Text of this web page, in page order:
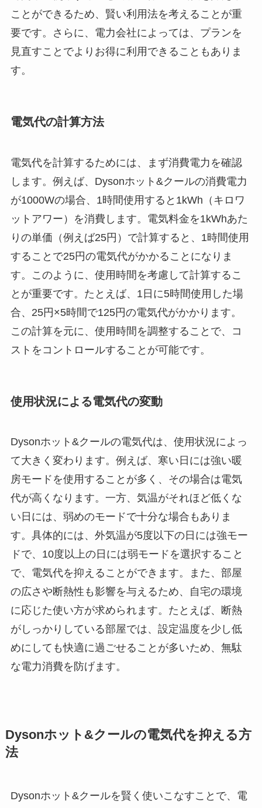
ことができるため、賢い利用法を考えることが重
要です。さらに、電力会社によっては、プランを
見直すことでよりお得に利用できることもありま
す。
電気代の計算方法
電気代を計算するためには、まず消費電力を確認
します。例えば、Dysonホット&クールの消費電力
が1000Wの場合、1時間使用すると1kWh（キロワ
ットアワー）を消費します。電気料金を1kWhあた
りの単価（例えば25円）で計算すると、1時間使用
することで25円の電気代がかかることになりま
す。このように、使用時間を考慮して計算するこ
とが重要です。たとえば、1日に5時間使用した場
合、25円×5時間で125円の電気代がかかります。
この計算を元に、使用時間を調整することで、コ
ストをコントロールすることが可能です。
使用状況による電気代の変動
Dysonホット&クールの電気代は、使用状況によっ
て大きく変わります。例えば、寒い日には強い暖
房モードを使用することが多く、その場合は電気
代が高くなります。一方、気温がそれほど低くな
い日には、弱めのモードで十分な場合もありま
す。具体的には、外気温が5度以下の日には強モー
ドで、10度以上の日には弱モードを選択すること
で、電気代を抑えることができます。また、部屋
の広さや断熱性も影響を与えるため、自宅の環境
に応じた使い方が求められます。たとえば、断熱
がしっかりしている部屋では、設定温度を少し低
めにしても快適に過ごせることが多いため、無駄
な電力消費を防げます。
Dysonホット&クールの電気代を抑える方
法
Dysonホット&クールを賢く使いこなすことで、電